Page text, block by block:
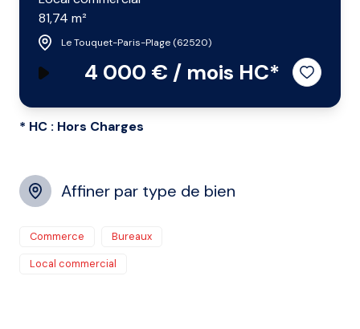
81,74 m²
Le Touquet-Paris-Plage (62520)
4 000 € / mois HC*
* HC : Hors Charges
Affiner par type de bien
Commerce
Bureaux
Local commercial